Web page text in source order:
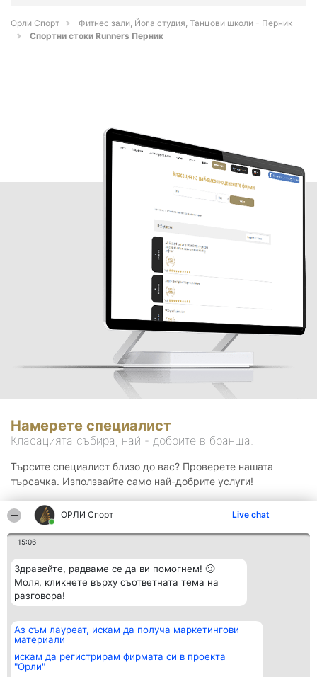
ОРЛИ Спорт Live chat
15:06
Здравейте, радваме се да ви помогнем! 🙂
Моля, кликнете върху съответната тема на
разговора!
Аз съм лауреат, искам да получа маркетингови
материали
искам да регистрирам фирмата си в проекта
"Орли"
Орли Спорт
Фитнес зали, Йога студия, Танцови школи - Перник
Спортни стоки Runners Перник
Намерете специалист
Класацията събира, най - добрите в бранша.
Търсите специалист близо до вас? Проверете нашата
търсачка. Използвайте само най-добрите услуги!
Организатор на
класиране
BulevardulAleea Timișul De
Sus Nr. 2, Bl. A30, Sc. A, Et.
Класация
всички
Контакти